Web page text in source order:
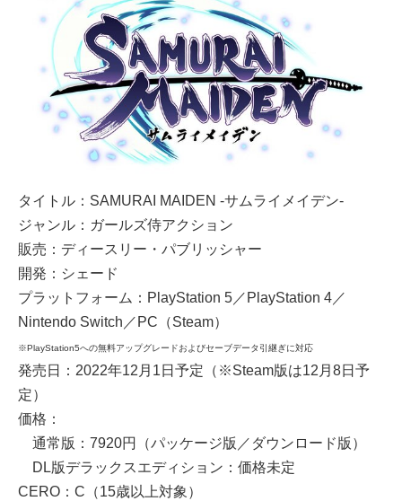
タイトル：SAMURAI MAIDEN -サムライメイデン-
ジャンル：ガールズ侍アクション
販売：ディースリー・パブリッシャー
開発：シェード
プラットフォーム：PlayStation 5／PlayStation 4／
Nintendo Switch／PC（Steam）
※PlayStation5への無料アップグレードおよびセーブデータ引継ぎに対応
発売日：2022年12月1日予定（※Steam版は12月8日予
定）
価格：
通常版：7920円（パッケージ版／ダウンロード版）
DL版デラックスエディション：価格未定
CERO：C（15歳以上対象）